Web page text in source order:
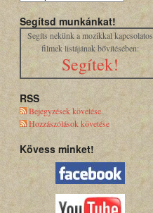
Segítsd munkánkat!
Segíts nekünk a mozikkal kapcsolatos
filmek listájának bővítésében:
Segítek!
RSS
Bejegyzések követése
Hozzászólások követése
Kövess minket!